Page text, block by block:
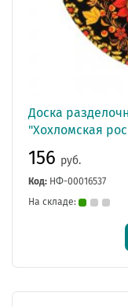
Доска
"Хохломская
156 руб.
Код: НФ-00016537
На складе: